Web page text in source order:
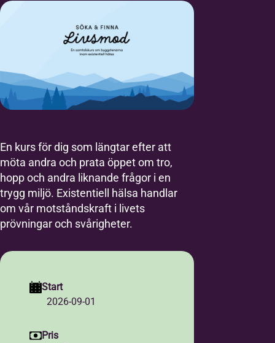
En kurs för dig som längtar efter att
möta andra och prata öppet om tro,
hopp och andra liknande frågor i en
trygg miljö. Existentiell hälsa handlar
om vår motståndskraft i livets
prövningar och svårigheter.
Start
2026-09-01
Pris